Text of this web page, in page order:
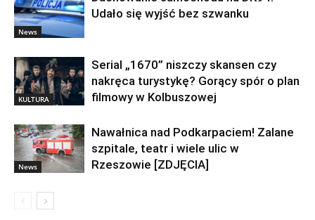
News
Udało się wyjść bez szwanku
KULTURA
Serial „1670” niszczy skansen czy
nakręca turystykę? Gorący spór o plan
filmowy w Kolbuszowej
News
Nawałnica nad Podkarpaciem! Zalane
szpitale, teatr i wiele ulic w
Rzeszowie [ZDJĘCIA]